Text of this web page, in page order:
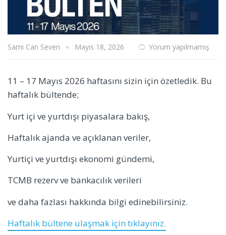
Sami Can Seven Mayıs 18, 2026 Yorum yapılmamış
11 – 17 Mayıs 2026 haftasını sizin için özetledik. Bu
haftalık bültende;
Yurt içi ve yurtdışı piyasalara bakış,
Haftalık ajanda ve açıklanan veriler,
Yurtiçi ve yurtdışı ekonomi gündemi,
TCMB rezerv ve bankacılık verileri
ve daha fazlası hakkında bilgi edinebilirsiniz.
Haftalık bültene ulaşmak için tıklayınız.